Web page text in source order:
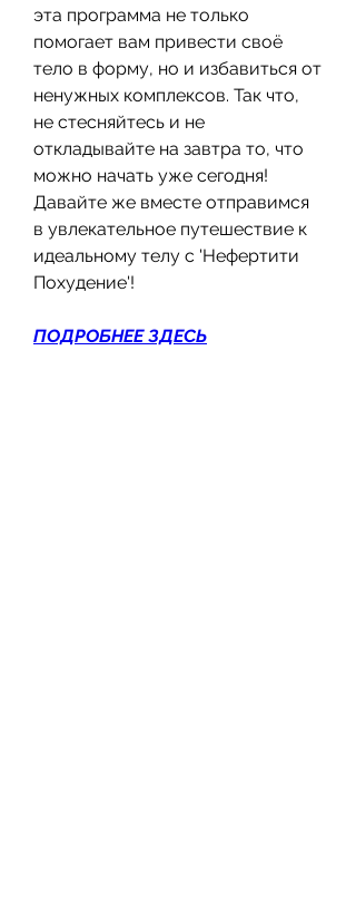
эта программа не только
помогает вам привести своё
тело в форму, но и избавиться от
ненужных комплексов. Так что,
не стесняйтесь и не
откладывайте на завтра то, что
можно начать уже сегодня!
Давайте же вместе отправимся
в увлекательное путешествие к
идеальному телу с 'Нефертити
Похудение'!
ПОДРОБНЕЕ ЗДЕСЬ